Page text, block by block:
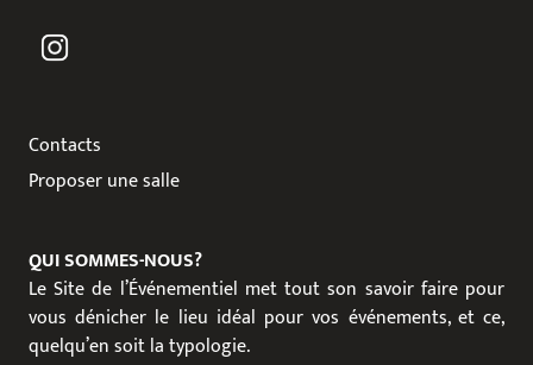
Contacts
Proposer une salle
QUI SOMMES-NOUS?
Le Site de l’Événementiel met tout son savoir faire pour
vous dénicher le lieu idéal pour vos événements, et ce,
quelqu’en soit la typologie.